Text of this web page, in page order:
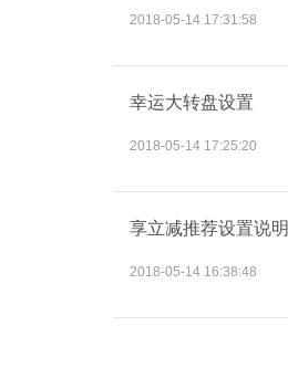
2018-05-14 17:31:58
幸运大转盘设置
2018-05-14 17:25:20
享立减推荐设置说明
2018-05-14 16:38:48